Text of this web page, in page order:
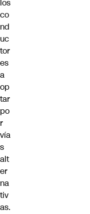
los
co
nd
uc
tor
es
a
op
tar
po
r
vía
s
alt
er
na
tiv
as.